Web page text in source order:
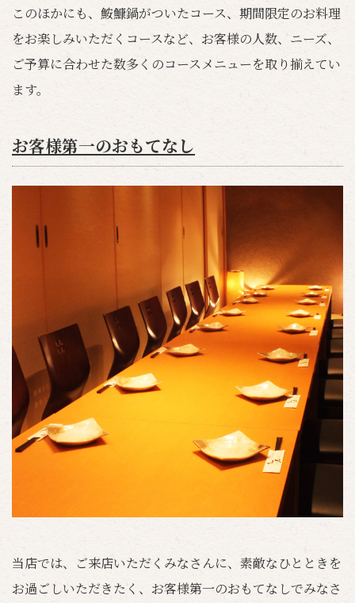
このほかにも、鮟鱇鍋がついたコース、期間限定のお料理
をお楽しみいただくコースなど、お客様の人数、ニーズ、
ご予算に合わせた数多くのコースメニューを取り揃えてい
ます。
お客様第一のおもてなし
当店では、ご来店いただくみなさんに、素敵なひとときを
お過ごしいただきたく、お客様第一のおもてなしでみなさ